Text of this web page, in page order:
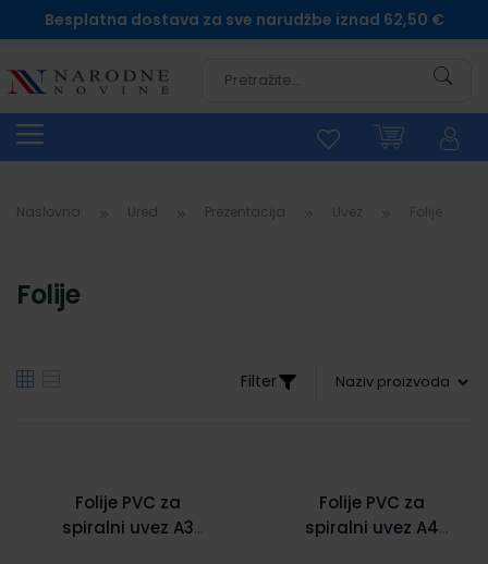
Besplatna dostava za sve narudžbe iznad 62,50 €
Naslovna Ured Prezentacija Uvez
Folije
Filter
Folije PVC za
spiralni uvez A3
Folije PVC za
spiralni uvez A4